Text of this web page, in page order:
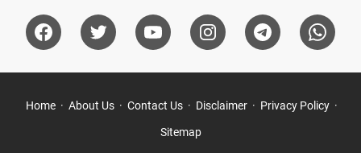
Home About Us Contact Us Disclaimer Privacy Policy
Sitemap